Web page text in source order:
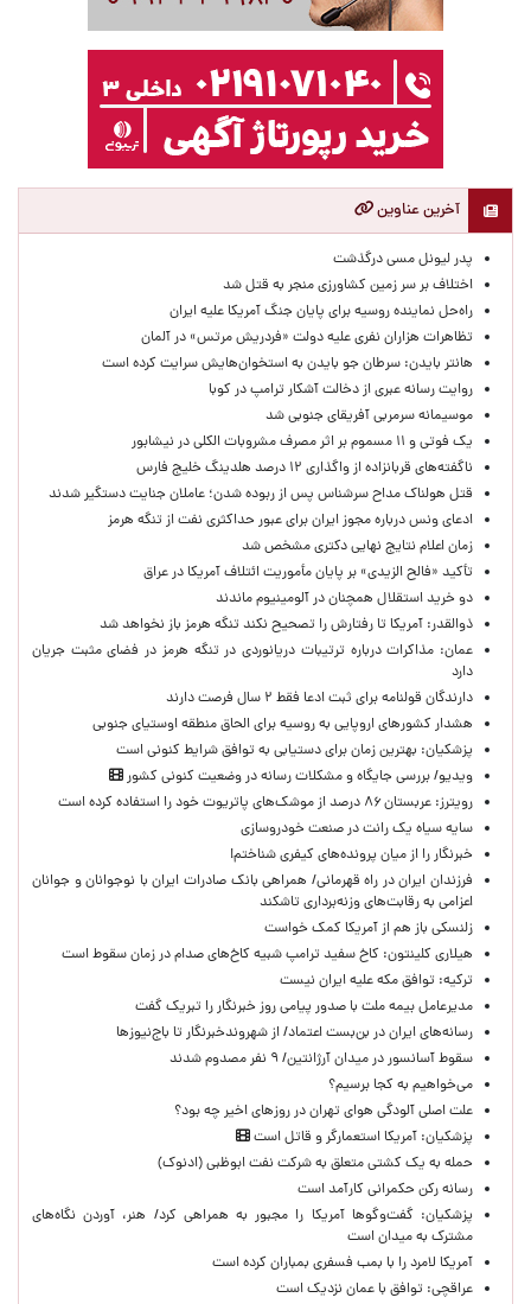
آخرین عناوین
پدر لیونل مسی درگذشت
اختلاف بر سر زمین کشاورزی منجر به قتل شد
راه‌حل نماینده روسیه برای پایان جنگ آمریکا علیه ایران
تظاهرات هزاران نفری علیه دولت «فردریش مرتس» در آلمان
هانتر بایدن: سرطان جو بایدن به استخوان‌هایش سرایت کرده است
روایت رسانه عبری از دخالت آشکار ترامپ در کوبا
موسیمانه سرمربی آفریقای جنوبی شد
یک فوتی و ۱۱ مسموم بر اثر مصرف مشروبات الکلی در نیشابور
ناگفته‌های قربانزاده از واگذاری ۱۲ درصد هلدینگ خلیج فارس
قتل هولناک مداح سرشناس پس از ربوده شدن؛ عاملان جنایت دستگیر شدند
ادعای ونس درباره مجوز ایران برای عبور حداکثری نفت از تنگه هرمز
زمان اعلام نتایج نهایی دکتری مشخص شد
تأکید «فالح الزیدی» بر پایان مأموریت ائتلاف آمریکا در عراق
دو خرید استقلال همچنان در آلومینیوم ماندند
ذوالقدر: آمریکا تا رفتارش را تصحیح نکند تنگه هرمز باز نخواهد شد
عمان: مذاکرات درباره ترتیبات دریانوردی در تنگه هرمز در فضای مثبت جریان
دارد
دارندگان قولنامه برای ثبت ادعا فقط ۲ سال فرصت دارند
هشدار کشورهای اروپایی به روسیه برای الحاق منطقه اوستیای جنوبی
پزشکیان‌: بهترین زمان برای دستیابی به توافق شرایط کنونی است
ویدیو/ بررسی جایگاه و مشکلات رسانه در وضعیت کنونی کشور
رویترز: عربستان ۸۶ درصد از موشک‌های پاتریوت خود را استفاده کرده است
سایه سیاه یک رانت در صنعت خودروسازی
خبرنگار را از میان پرونده‌های کیفری شناختم!
​فرزندان ایران در راه قهرمانی/ همراهی بانک صادرات ایران با نوجوانان و جوانان
اعزامی به رقابت‌های وزنه‌برداری تاشکند
زلنسکی باز هم از آمریکا کمک خواست
هیلاری کلینتون: کاخ سفید ترامپ شبیه کاخ‌های صدام در زمان سقوط است
ترکیه: توافق مکه علیه ایران نیست
مدیرعامل بیمه ملت با صدور پیامی روز خبرنگار را تبریک گفت
رسانه‌های ایران در بن‌بست اعتماد/ از شهروندخبرنگار تا باج‌نیوزها
سقوط آسانسور در میدان آرژانتین/ ۹ نفر مصدوم شدند
می‌خواهیم به کجا برسیم؟
علت اصلی آلودگی هوای تهران در روزهای اخیر چه بود؟
پزشکیان: آمریکا استعمارگر و قاتل است
حمله به یک کشتی متعلق به شرکت نفت ابوظبی (ادنوک)
رسانه رکن حکمرانی کارآمد است
پزشکیان: گفت‌وگوها آمریکا را مجبور به همراهی کرد/ هنر، آوردن نگاه‌های
مشترک به میدان است
آمریکا لامرد را با بمب فسفری بمباران کرده است
عراقچی: توافق با عمان نزدیک است